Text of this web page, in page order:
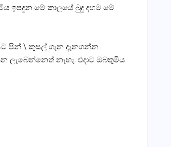
ඉපදුන මේ කාලයේ බුදු දහම මේ
පින් \ කුසල් ගැන දැනගන්න
ලැබෙන්නෙත් නැහැ. එදාට ඔබතුමිය